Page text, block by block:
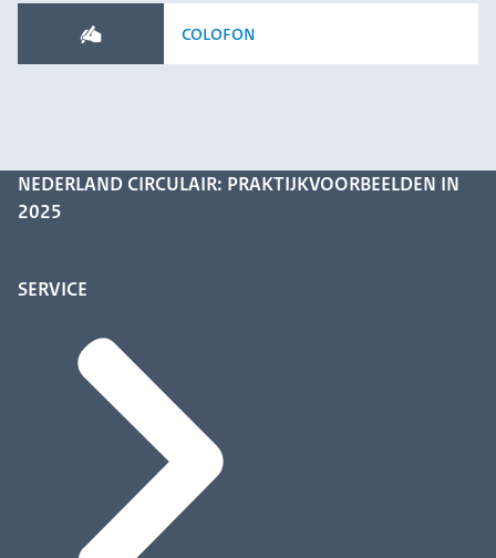
COLOFON
NEDERLAND CIRCULAIR: PRAKTIJKVOORBEELDEN IN
2025
SERVICE